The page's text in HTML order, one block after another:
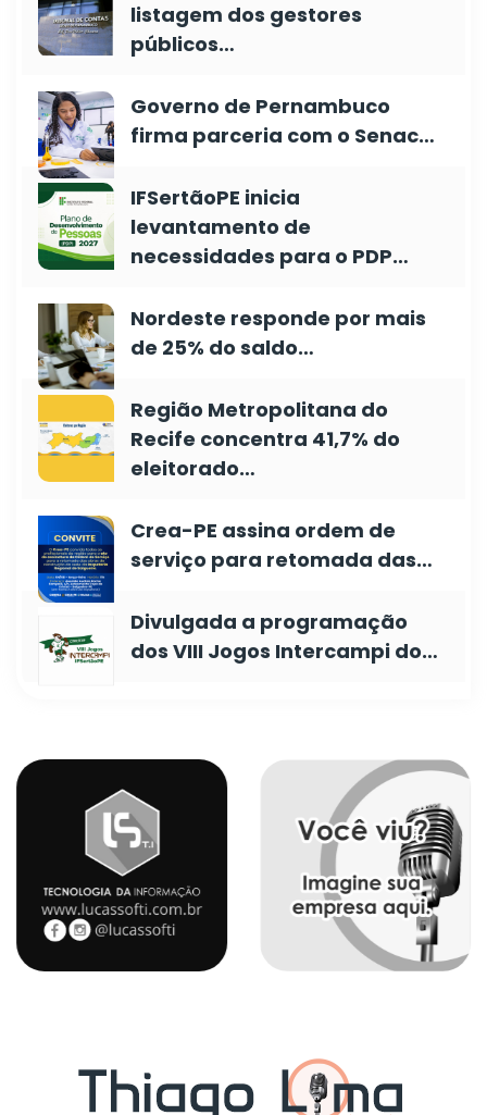
listagem dos gestores
públicos…
Governo de Pernambuco
firma parceria com o Senac…
IFSertãoPE inicia
levantamento de
necessidades para o PDP…
Nordeste responde por mais
de 25% do saldo…
Região Metropolitana do
Recife concentra 41,7% do
eleitorado…
Crea-PE assina ordem de
serviço para retomada das…
Divulgada a programação
dos VIII Jogos Intercampi do…